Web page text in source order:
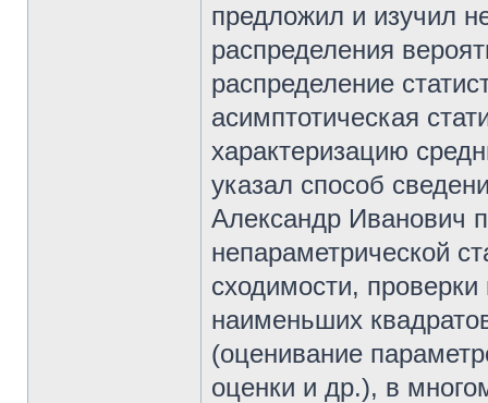
предложил и изучил
распределения
распределение
асимптотическая
характеризацию
указал способ
Александр Иванович
непараметрической
сходимости,
наименьших
(оценивание
оценки и др.), в